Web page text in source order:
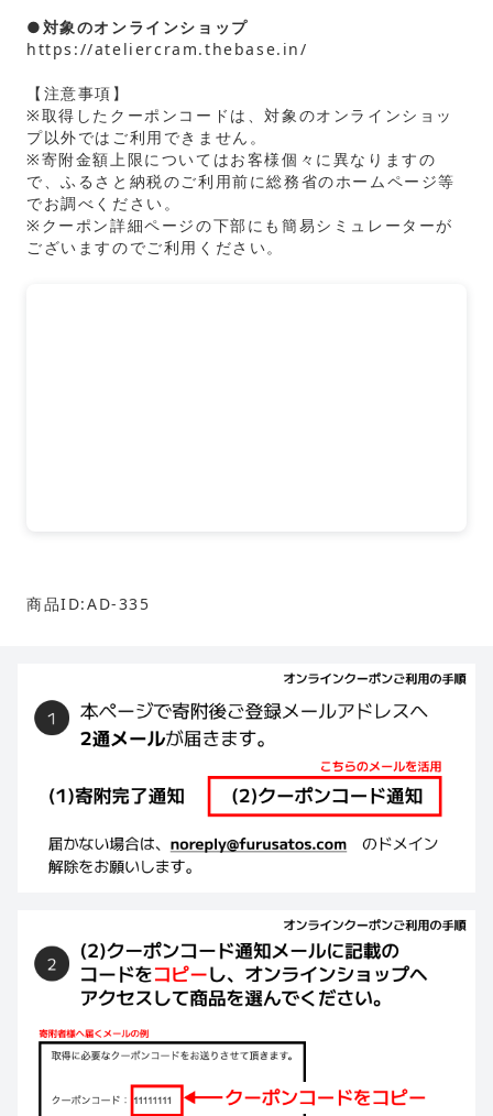
●対象のオンラインショップ
https://ateliercram.thebase.in/
【注意事項】
※取得したクーポンコードは、対象のオンラインショッ
プ以外ではご利用できません。
※寄附金額上限についてはお客様個々に異なりますの
で、ふるさと納税のご利用前に総務省のホームページ等
でお調べください。
※クーポン詳細ページの下部にも簡易シミュレーターが
ございますのでご利用ください。
商品ID:AD-335